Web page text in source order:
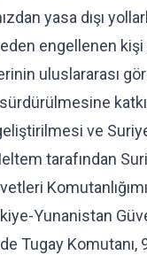
yasa dışı
engellenen
uluslararası
ve
tarafından
Yunanistan
Tugay Komutanı,